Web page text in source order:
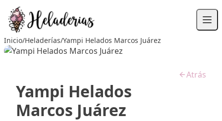
Saltar
al
contenido
Inicio/Heladerías/Yampi Helados Marcos Juárez
Yampi Helados
Marcos Juárez
Atrás